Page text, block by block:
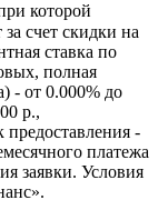
которой
счет скидки на
ставка по
полная
- от 0.000% до
р.,
-
платежа
заявки. Условия